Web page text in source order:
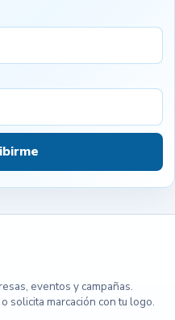
eventos y campañas.
solicita marcación con tu logo.